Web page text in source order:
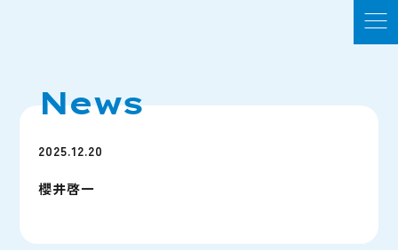
News
2025.12.20
櫻井啓一